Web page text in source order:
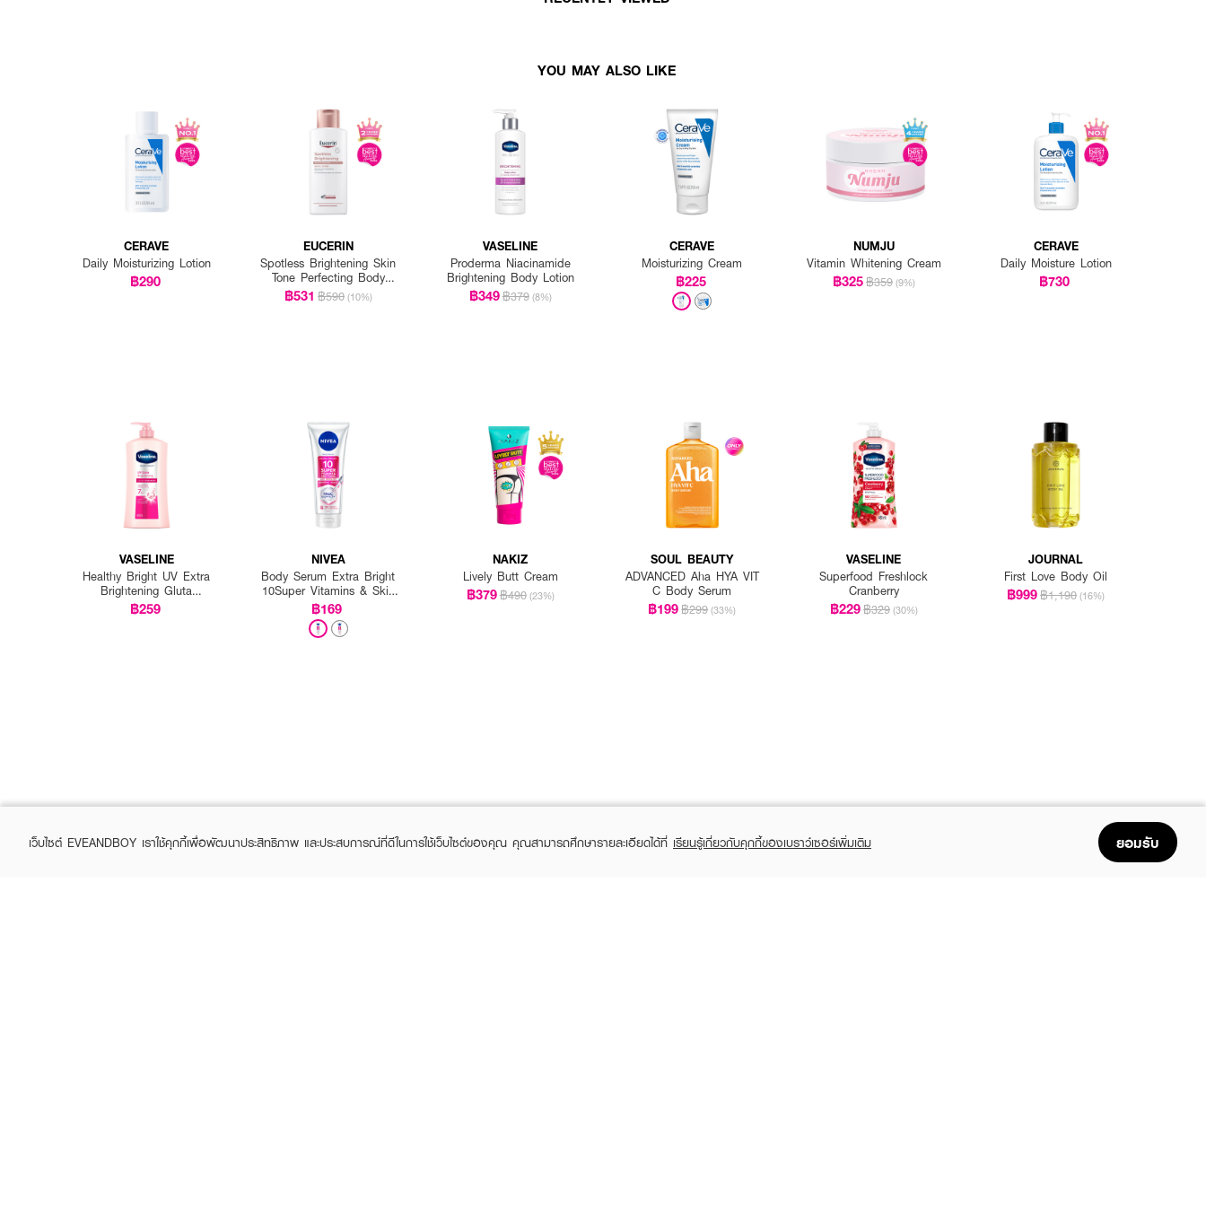
YOU MAY ALSO LIKE
CERAVE
Daily Moisturizing Lotion
฿290
EUCERIN
Spotless Brightening Skin
Tone Perfecting Body
Lotion
฿531 ฿590 (10%)
VASELINE
Proderma Niacinamide
Brightening Body Lotion
฿349฿379 (8%)
CERAVE
Moisturizing Cream
฿225
NUMJU
Vitamin Whitening Cream
฿325฿359 (9%)
CERAVE
Daily Moisture Lotion
฿730
VASELINE
Healthy Bright UV Extra
Brightening Gluta
Ceramide Lotion
฿259
NIVEA
Body Serum Extra Bright
10Super Vitamins & Skin
Foods Glow Perfection
฿169
NAKIZ
Lively Butt Cream
฿379฿490 (23%)
SOUL BEAUTY
ADVANCED Aha HYA VIT
C Body Serum
฿199฿299 (33%)
VASELINE
Superfood Freshlock
Cranberry
฿229฿329 (30%)
JOURNAL
First Love Body Oil
฿999฿1,190 (16%)
เว็บไซต์ EVEANDBOY เราใช้คุกกี้เพื่อพัฒนาประสิทธิภาพ และประสบการณ์ที่ดีในการใช้เว็บไซต์ของคุณ คุณสามารถศึกษารายละเอียดได้ที่ เรียนรู้เกี่ยวกับคุกกี้ของเบราว์เซอร์เพิ่มเติม ยอมรับ